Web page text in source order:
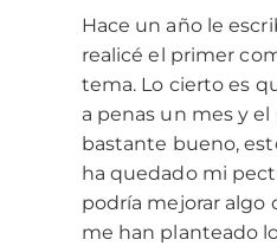
Hace un año le
realicé el primer
tema. Lo cierto es
a penas un mes y
bastante bueno,
ha quedado mi
podría mejorar algo
me han planteado